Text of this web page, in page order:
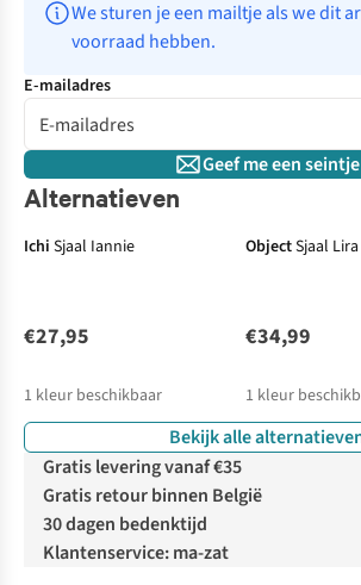
We sturen je een mailtje als we dit
voorraad hebben.
E-mailadres
Geef me een seintje
Alternatieven
Ichi Sjaal Iannie
€27,95
1 kleur beschikbaar
ObjectSjaal
€34,99
1 kleur
Bekijk alle
Gratis levering vanaf €35
Gratis retour binnen België
30 dagen bedenktijd
Klantenservice: ma-zat